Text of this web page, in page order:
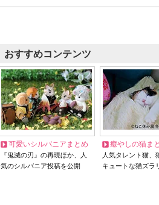
おすすめコンテンツ
可愛いシルバニアまとめ
『鬼滅の刃』の再現ほか、人
気のシルバニア投稿を公開
癒やしの猫ま
人気タレント猫
キュートな猫ズラ